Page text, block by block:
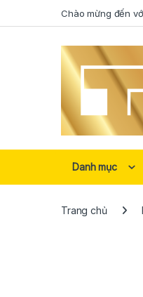
Skip to navigationChào mừng đến
Danh mục
Trang chủ